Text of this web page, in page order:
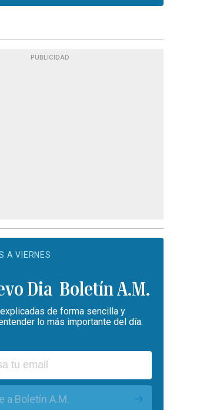
PUBLICIDAD
A VIERNES
Boletín A.M.
de forma sencilla y
lo más importante del día.
a Boletín A.M.